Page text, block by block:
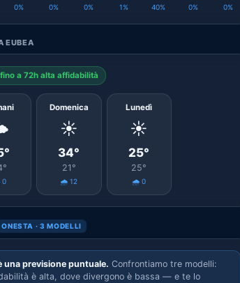
0% 0% 0% 1% 40% 0% 0%
EUBEA
a 72h alta affidabilità
Domenica
☀️
34°
21°
🌧️ 12
Lunedì
☀️
25°
25°
🌧️ 0
ONESTA · 3 MODELLI
una previsione puntuale. Confrontiamo tre modelli:
è alta, dove divergono è bassa — e te lo